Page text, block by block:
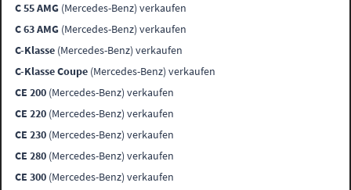
C 55 AMG (Mercedes-Benz) verkaufen
C 63 AMG (Mercedes-Benz) verkaufen
C-Klasse (Mercedes-Benz) verkaufen
C-Klasse Coupe (Mercedes-Benz) verkaufen
CE 200 (Mercedes-Benz) verkaufen
CE 220 (Mercedes-Benz) verkaufen
CE 230 (Mercedes-Benz) verkaufen
CE 280 (Mercedes-Benz) verkaufen
CE 300 (Mercedes-Benz) verkaufen